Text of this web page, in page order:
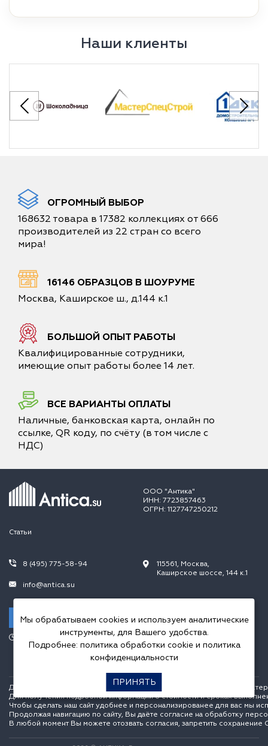
Наши клиенты
ОГРОМНЫЙ ВЫБОР
168632 товара в 17382 коллекциях от 666
производителей из 22 стран со всего
мира!
16146 ОБРАЗЦОВ В ШОУРУМЕ
Москва, Каширское ш., д.144 к.1
БОЛЬШОЙ ОПЫТ РАБОТЫ
Квалифицированные сотрудники,
имеющие опыт работы более 14 лет.
ВСЕ ВАРИАНТЫ ОПЛАТЫ
Наличные, банковская карта, онлайн по
ссылке, QR коду, по счёту (в том числе с
НДС)
ООО "Антика"
ИНН: 7723857463
ОГРН: 1127747250212
Статьи
8 (495) 775-58-94
info@antica.su
Заказать звонок
115561, Москва,
Каширское шоссе, 144 к.1
Пн.-Пт. 10.00-20.00,
Сб.-Вс. 10.00-18.00
Данный интернет сайт носит исключительно информационный
Для получения подробной информации о стоимости и сроках
Чтобы сделать наш сайт удобнее и персонализированее для вас мы
Продолжая навигацию по сайту, Вы даёте согласие на обработку
В любой момент Вы можете отозвать согласия, запретить сохранение
Мы обрабатываем cookies и используем аналитические
инструменты, для Вашего удобства.
Подробнее: политика обработки cookieи политика
конфиденциальности
ПРИНЯТЬ